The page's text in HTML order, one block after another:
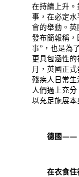
在持續上升
事，在必定水
會的舉動。
發布簡報稱
事”，也是為
更具包涵性
月，英國正
殘疾人日常
人們過上充
以充足施展本
德國——
在衣食住